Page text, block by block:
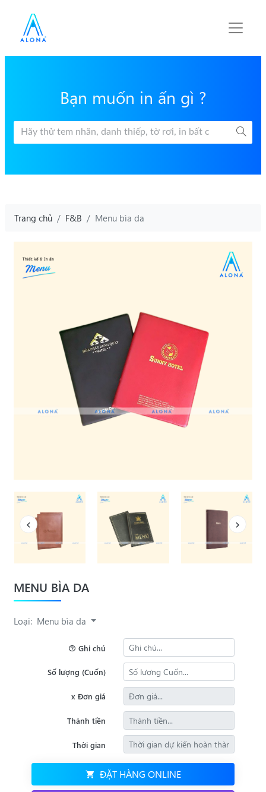
Bạn muốn in ấn gì ?
Trang chủ F&B Menu bìa da
MENU BÌA DA
Loại: Menu bìa da
Ghi chú
Số lượng (Cuốn)
x Đơn giá
Thành tiền
Thời gian
ĐẶT HÀNG ONLINE